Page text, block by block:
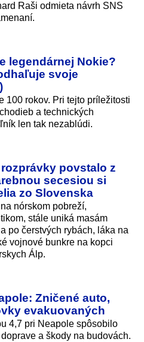
Raši odmieta návrh SNS
legendárnej Nokie?
svoje
100 rokov. Pri tejto príležitosti
a technických
len tak nezablúdi.
povstalo z
secesiou si
zo Slovenska
nórskom pobreží,
stále uniká masám
po čerstvých rybách, láka na
vojnové bunkre na kopci
Álp.
Zničené auto,
evakuovaných
4,7 pri Neapole spôsobilo
a škody na budovách.